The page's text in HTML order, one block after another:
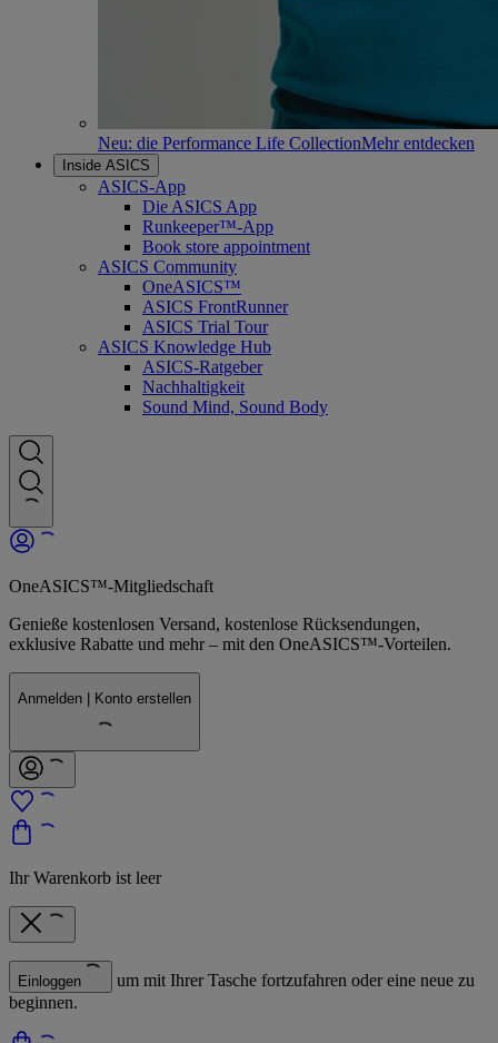
Neu: die Performance Life CollectionMehr entdecken
Inside ASICS
ASICS-App
Die ASICS App
Runkeeper™-App
Book store appointment
ASICS Community
OneASICS™
ASICS FrontRunner
ASICS Trial Tour
ASICS Knowledge Hub
ASICS-Ratgeber
Nachhaltigkeit
Sound Mind, Sound Body
OneASICS™-Mitgliedschaft
Genieße kostenlosen Versand, kostenlose Rücksendungen,
exklusive Rabatte und mehr – mit den OneASICS™-Vorteilen.
Anmelden | Konto erstellen
Ihr Warenkorb ist leer
Einloggen
um mit Ihrer Tasche fortzufahren oder eine neue zu
beginnen.